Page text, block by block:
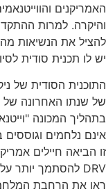
האמריקנים
והיקרה. למרות
להציל את הנשיאות
יש לו תכנית סודית
התוכנית הסודית של
של שנתו האחרונה של
בתהליך המכונה
אינם נלחמים
זו הביאה חיילים
ראו את הרחבת